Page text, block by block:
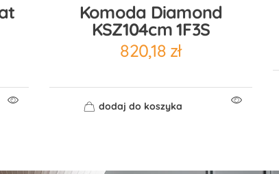
Komoda Diamond
KSZ104cm 1F3S
820,18 zł
dodaj do koszyka